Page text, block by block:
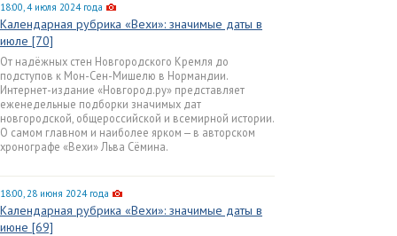
18:00, 4 июля 2024 года
Календарная рубрика «Вехи»: значимые даты в
июле [70]
От надёжных стен Новгородского Кремля до
подступов к Мон-Сен-Мишелю в Нормандии.
Интернет-издание «Новгород.ру» представляет
еженедельные подборки значимых дат
новгородской, общероссийской и всемирной истории.
О самом главном и наиболее ярком — в авторском
хронографе «Вехи» Льва Сёмина.
18:00, 28 июня 2024 года
Календарная рубрика «Вехи»: значимые даты в
июне [69]